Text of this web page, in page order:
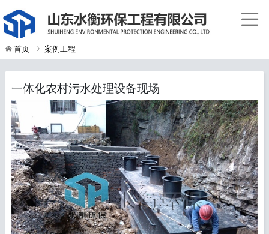
首页 案例工程
一体化农村污水处理设备现场